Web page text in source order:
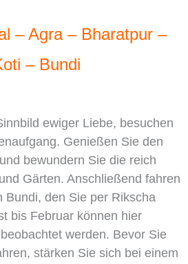
– Agra – Bharatpur –
– Bundi
ewiger Liebe, besuchen
Genießen Sie den
bewundern Sie die reich
Gärten. Anschließend fahren
Bundi, den Sie per Rikscha
bis Februar können hier
werden. Bevor Sie
stärken Sie sich bei einem